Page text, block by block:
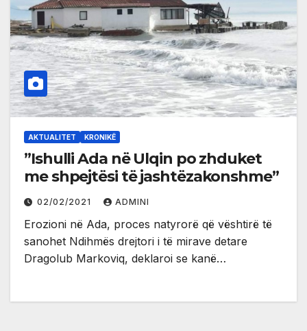
AKTUALITET KRONIKË
”Ishulli Ada në Ulqin po zhduket
me shpejtësi të jashtëzakonshme”
02/02/2021 ADMINI
Erozioni në Ada, proces natyrorë që vështirë të
sanohet Ndihmës drejtori i të mirave detare
Dragolub Markoviq, deklaroi se kanë…